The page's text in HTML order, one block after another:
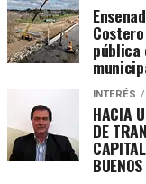
pública
INTERÉS
HACIA
DE